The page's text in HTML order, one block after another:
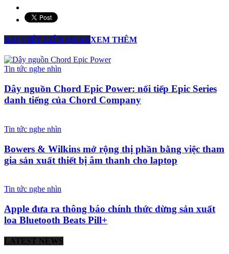
BÀI VIẾT LIÊN QUANXEM THÊM
Tin tức nghe nhìn
Dây nguồn Chord Epic Power: nối tiếp Epic Series
danh tiếng của Chord Company
Tin tức nghe nhìn
Bowers & Wilkins mở rộng thị phần bằng việc tham
gia sản xuất thiết bị âm thanh cho laptop
Tin tức nghe nhìn
Apple đưa ra thông báo chính thức dừng sản xuất
loa Bluetooth Beats Pill+
LATEST NEWS